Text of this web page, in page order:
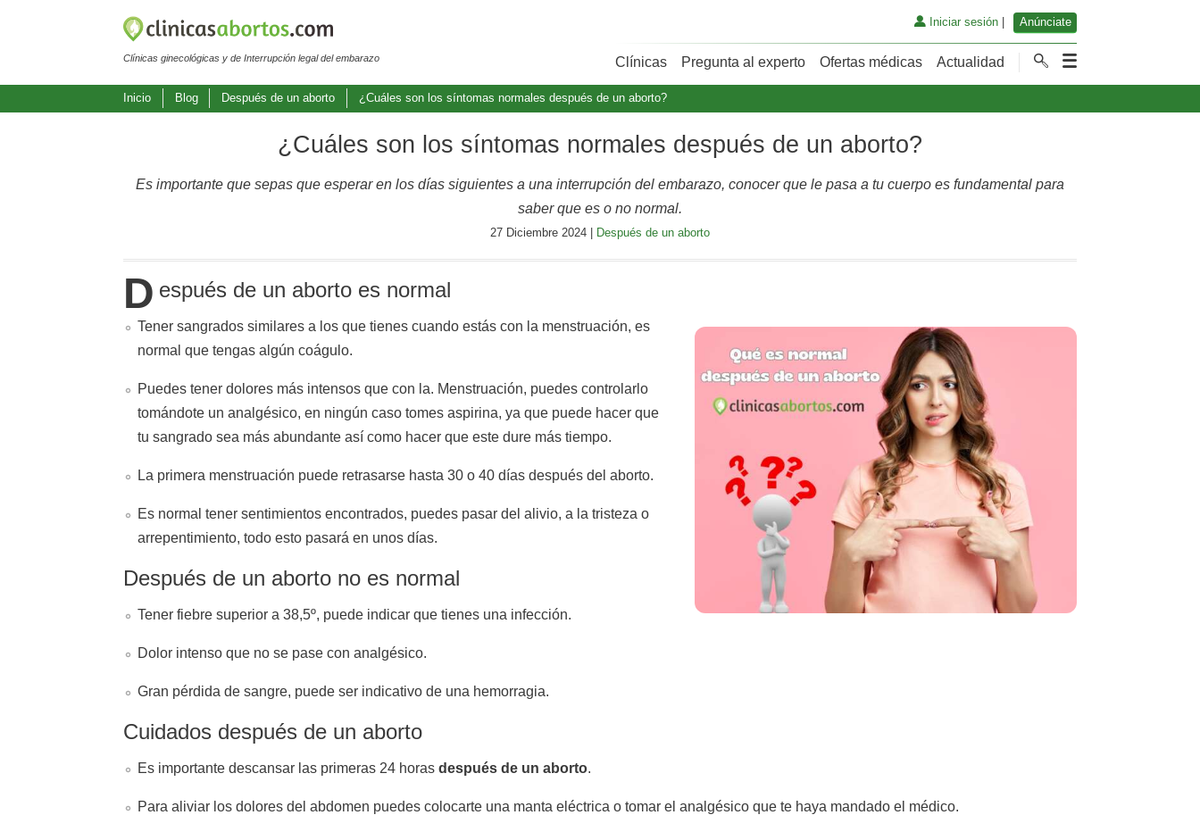
Clínicas ginecológicas y de Interrupción legal del embarazo
Iniciar sesión| Anúnciate
Clínicas Pregunta al experto Ofertas médicas Actualidad
Inicio Blog Después de un aborto ¿Cuáles son los síntomas normales después de un aborto?
¿Cuáles son los síntomas normales después de un aborto?
Es importante que sepas que esperar en los días siguientes a una interrupción del embarazo, conocer que le pasa a tu cuerpo es fundamental para
saber que es o no normal.
27 Diciembre 2024 | Después de un aborto
D espués de un aborto es normal
Tener sangrados similares a los que tienes cuando estás con la menstruación, es
normal que tengas algún coágulo.
Puedes tener dolores más intensos que con la. Menstruación, puedes controlarlo
tomándote un analgésico, en ningún caso tomes aspirina, ya que puede hacer que
tu sangrado sea más abundante así como hacer que este dure más tiempo.
La primera menstruación puede retrasarse hasta 30 o 40 días después del aborto.
Es normal tener sentimientos encontrados, puedes pasar del alivio, a la tristeza o
arrepentimiento, todo esto pasará en unos días.
Después de un aborto no es normal
Tener fiebre superior a 38,5º, puede indicar que tienes una infección.
Dolor intenso que no se pase con analgésico.
Gran pérdida de sangre, puede ser indicativo de una hemorragia.
Cuidados después de un aborto
Es importante descansar las primeras 24 horas después de un aborto.
Para aliviar los dolores del abdomen puedes colocarte una manta eléctrica o tomar el analgésico que te haya mandado el médico.